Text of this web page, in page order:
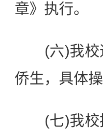
章》执行。
(六)我校通
侨生，具体
(七)我校招